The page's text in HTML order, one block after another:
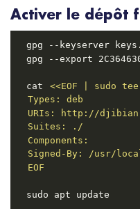
Activer le dépôt
cat
EOF